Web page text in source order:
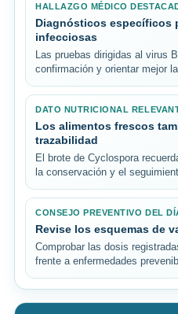
HALLAZGO MÉDICO
Diagnósticos específicos
infecciosas
Las pruebas dirigidas al virus
confirmación y orientar mejor
DATO NUTRICIONAL
Los alimentos frescos
trazabilidad
El brote de Cyclospora
la conservación y el
CONSEJO PREVENTIVO DEL
Revise los esquemas de
Comprobar las dosis
frente a enfermedades